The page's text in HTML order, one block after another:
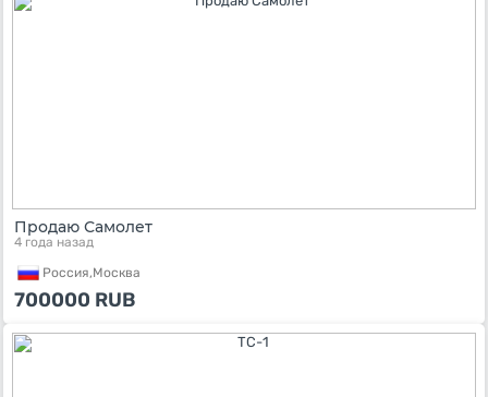
Продаю Самолет
4 года назад
Россия,Москва
700000 RUB